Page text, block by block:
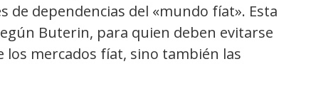
de dependencias del «mundo fíat». Esta
Buterin, para quien deben evitarse
los mercados fíat, sino también las